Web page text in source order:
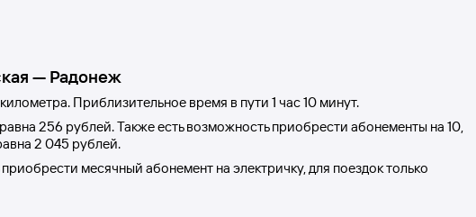
— Радонеж
Приблизительное время в пути 1 час 10 минут.
равна 256 рублей. Также есть возможность приобрести абонементы на 10,
2 045 рублей.
месячный абонемент на электричку, для поездок только